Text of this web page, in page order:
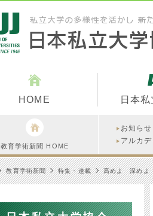
HOME 日本
教育学術新聞 HOME
お知らせ
アルカ
教育学術新聞 特集・連載 高めよ 深めよ